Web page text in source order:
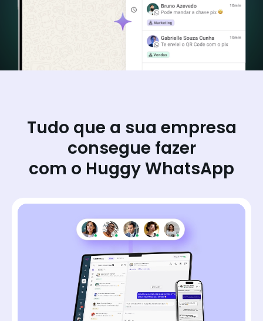
Tudo que a sua empresa
consegue fazer
com o Huggy WhatsApp